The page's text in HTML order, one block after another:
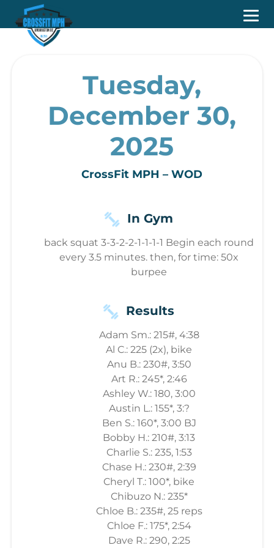
Tuesday,
December 30,
2025
CrossFit MPH – WOD
In Gym
back squat 3-3-2-2-1-1-1-1 Begin each round
every 3.5 minutes. then, for time: 50x
burpee
Results
Adam Sm.: 215#, 4:38
Al C.: 225 (2x), bike
Anu B.: 230#, 3:50
Art R.: 245*, 2:46
Ashley W.: 180, 3:00
Austin L.: 155*, 3:?
Ben S.: 160*, 3:00 BJ
Bobby H.: 210#, 3:13
Charlie S.: 235, 1:53
Chase H.: 230#, 2:39
Cheryl T.: 100*, bike
Chibuzo N.: 235*
Chloe B.: 235#, 25 reps
Chloe F.: 175*, 2:54
Dave R.: 290, 2:25